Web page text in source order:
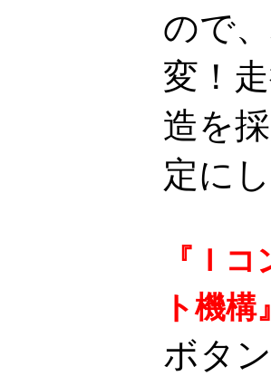
ので
変！
造を
定に
『Ｉ
ト機
ボタ